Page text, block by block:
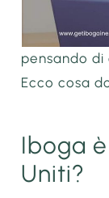
pensando
Ecco cosa
Iboga
Uniti?